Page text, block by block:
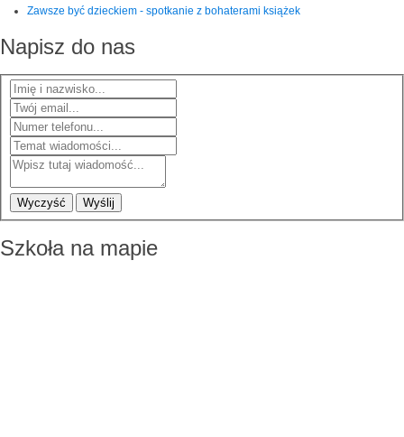
Zawsze być dzieckiem - spotkanie z bohaterami książek
Napisz do nas
Wyczyść Wyślij
Szkoła na mapie